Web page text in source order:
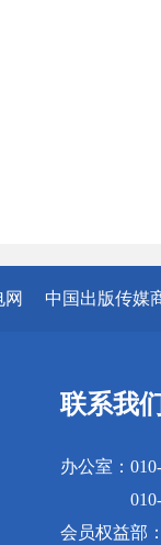
中国出版传媒
联系我们
办公室：
010-
会员权益部